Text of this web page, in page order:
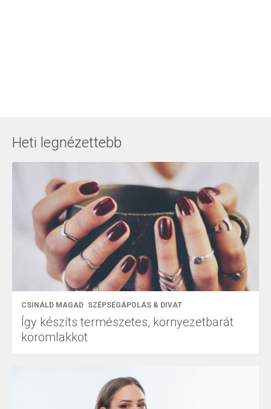
Heti legnézettebb
CSINÁLD MAGAD SZÉPSÉGÁPOLÁS & DIVAT
Így készíts természetes, környezetbarát
körömlakkot